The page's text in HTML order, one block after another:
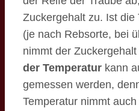
Zuckergehalt zu. Ist die
(je nach Rebsorte, bei
nimmt der
der Temperatur kann
gemessen werden,
Temperatur nimmt